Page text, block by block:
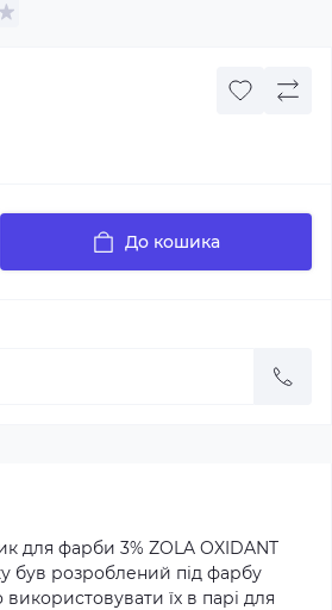
До кошика
для фарби 3% ZOLA OXIDANT
був розроблений під фарбу
їх в парі для